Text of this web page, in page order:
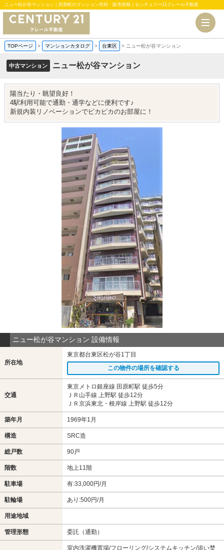
ニュー松が谷マンション｜田原町のマンション売却・販売情報｜センチュリー21クレール不動産
TOPページ > マンションカタログ > 台東区 > ニュー松が谷マンション
中古マンション ニュー松が谷マンション
陽当たり・眺望良好！
4駅利用可能で通勤・通学などに便利です♪
新規内装リノベーションでピカピカのお部屋に！
ニュー松が谷マンション 設備情報
所在地
東京都台東区松が谷1丁目
この物件の場所を確認する
交通
東京メトロ銀座線 田原町駅 徒歩5分
ＪＲ山手線 上野駅 徒歩12分
ＪＲ京浜東北・根岸線 上野駅 徒歩12分
築年月 1969年1月
構造 SRC造
総戸数 90戸
階数 地上11階
駐車場 有:33,000円/月
駐輪場 あり:500円/月
用途地域
管理形態 委託（通勤）
室内洗濯機置場/フローリング/システムキッチン/追い焚